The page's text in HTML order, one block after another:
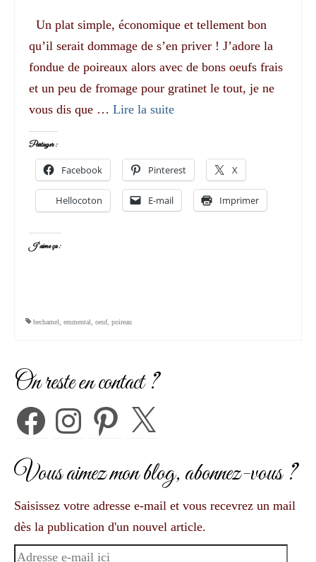
Un plat simple, économique et tellement bon
qu’il serait dommage de s’en priver ! J’adore la
fondue de poireaux alors avec de bons oeufs frais
et un peu de fromage pour gratinet le tout, je ne
vous dis que … Lire la suite­­
Partager :
Facebook Pinterest X
Hellocoton E-mail Imprimer
J’aime ça :
bechamel emmental oeuf, poireau
On reste en contact ?
FacebookInstagramPinterest X
Vous aimez mon blog, abonnez-vous ?
Saisissez votre adresse e-mail et vous recevrez un mail
dès la publication d'un nouvel article.
Adresse